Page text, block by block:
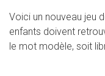
Voici un nouveau jeu
enfants doivent
le mot modèle, soit